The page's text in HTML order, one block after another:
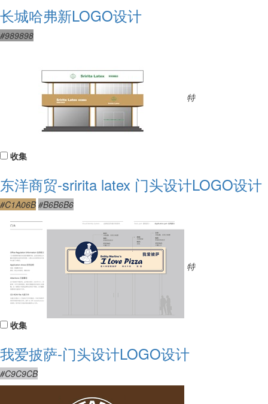
长城哈弗新LOGO设计
#989898
特
收集
东洋商贸-sririta latex 门头设计LOGO设计
#C1A06B #B6B6B6
特
收集
我爱披萨-门头设计LOGO设计
#C9C9CB